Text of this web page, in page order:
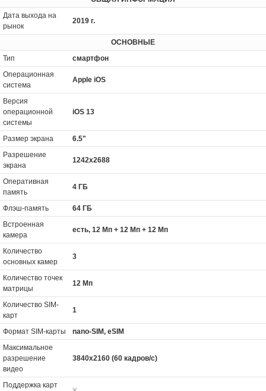
Дата выхода на
рынок
2019 г.
ОСНОВНЫЕ
Тип
смартфон
Операционная
система
Apple iOS
Версия
операционной
системы
iOS 13
Размер экрана
6.5"
Разрешение
экрана
1242x2688
Оперативная
память
4 ГБ
Флэш-память
64 ГБ
Встроенная
камера
есть, 12 Мп + 12 Мп + 12 Мп
Количество
основных камер
3
Количество точек
матрицы
12 Мп
Количество SIM-
карт
1
Формат SIM-карты
nano-SIM, eSIM
Максимальное
разрешение
видео
3840x2160 (60 кадров/с)
Поддержка карт